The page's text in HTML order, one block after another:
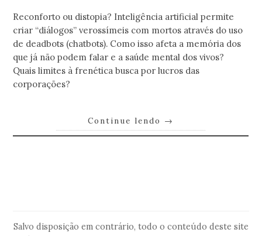
Reconforto ou distopia? Inteligência artificial permite
criar “diálogos” verossímeis com mortos através do uso
de deadbots (chatbots). Como isso afeta a memória dos
que já não podem falar e a saúde mental dos vivos?
Quais limites à frenética busca por lucros das
corporações?
Continue lendo →
Salvo disposição em contrário, todo o conteúdo deste site